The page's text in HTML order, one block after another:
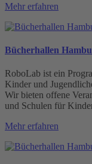
Mehr erfahren
Bücherhallen
RoboLab ist ein
Kinder und
Wir bieten offene
und Schulen für
Mehr erfahren